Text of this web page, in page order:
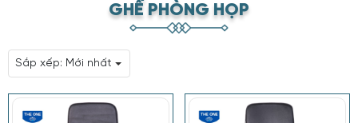
GHẾ PHÒNG HỌP
Sắp xếp: Mới nhất